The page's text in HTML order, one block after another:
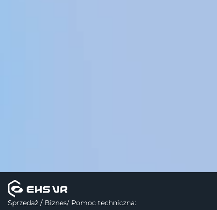
Sprzedaż / Biznes/ Pomoc techniczna: